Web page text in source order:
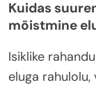
Kuidas
mõistmine
Isiklike
eluga